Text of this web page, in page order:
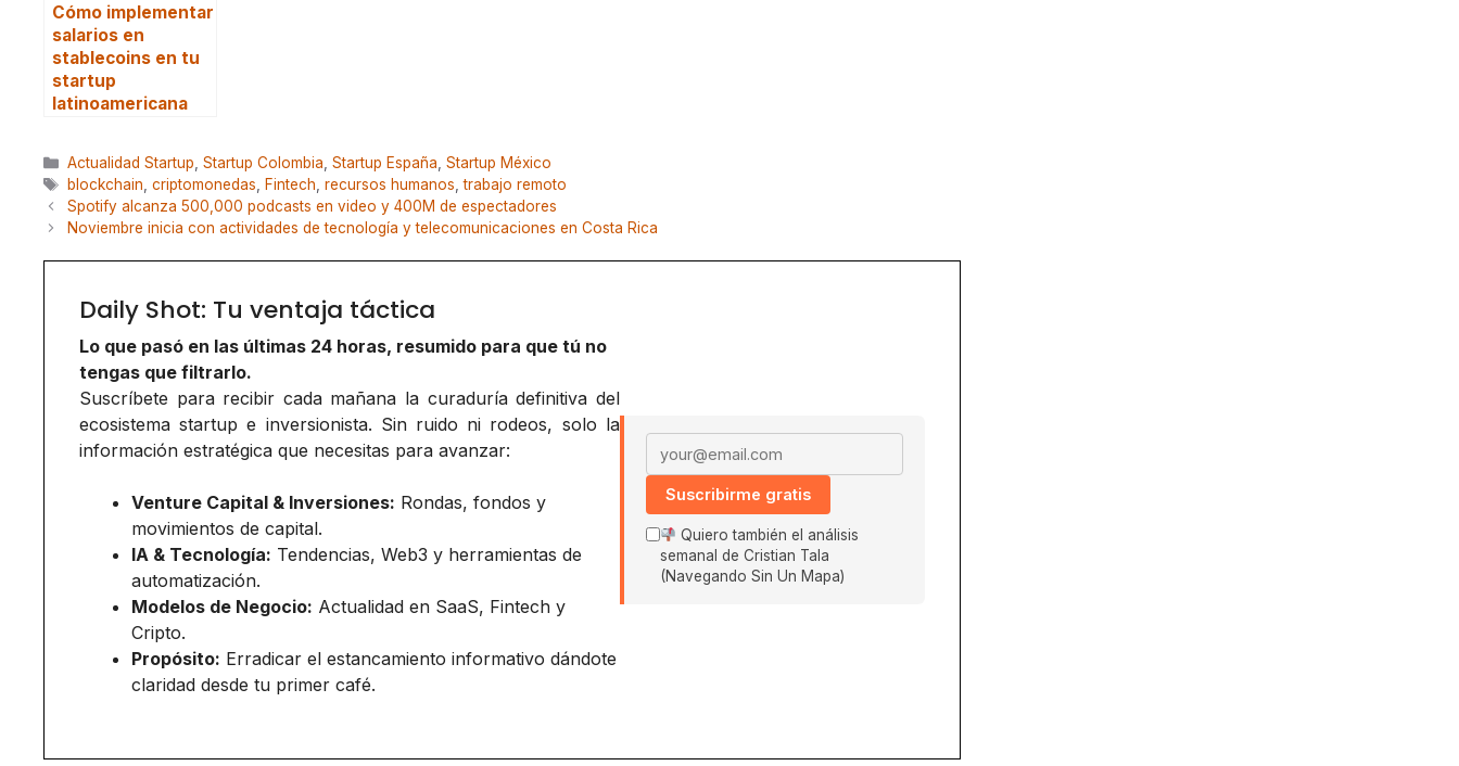
Cómo implementar
salarios en
stablecoins en tu
startup
latinoamericana
Categorías
Actualidad Startup Startup Colombia Startup España Startup México
Etiquetas
blockchain criptomonedas Fintech recursos humanos ,trabajo remoto
Spotify alcanza 500,000 podcasts en video y 400M de espectadores
Noviembre inicia con actividades de tecnología y telecomunicaciones en Costa Rica
Daily Shot: Tu ventaja táctica
Lo que pasó en las últimas 24 horas, resumido para que tú no
tengas que filtrarlo.
Suscríbete para recibir cada mañana la curaduría definitiva del
ecosistema startup e inversionista. Sin ruido ni rodeos, solo la
información estratégica que necesitas para avanzar:
Venture Capital & Inversiones: Rondas, fondos y
movimientos de capital.
IA & Tecnología: Tendencias, Web3 y herramientas de
automatización.
Modelos de Negocio: Actualidad en SaaS, Fintech y
Cripto.
Propósito: Erradicar el estancamiento informativo dándote
claridad desde tu primer café.
Email address
Suscribirme gratis
Quiero también el análisis
semanal de Cristian Tala
(Navegando Sin Un Mapa)